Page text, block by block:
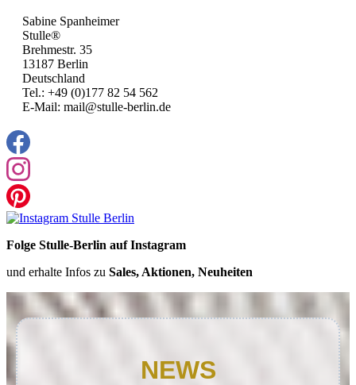
Sabine Spanheimer
Stulle®
Brehmestr. 35
13187 Berlin
Deutschland
Tel.: +49 (0)177 82 54 562
E-Mail: mail@stulle-berlin.de
Folge Stulle-Berlin auf Instagram
und erhalte Infos zu Sales, Aktionen, Neuheiten
NEWS